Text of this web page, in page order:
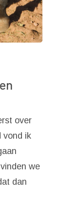
over
vond ik
we
dan